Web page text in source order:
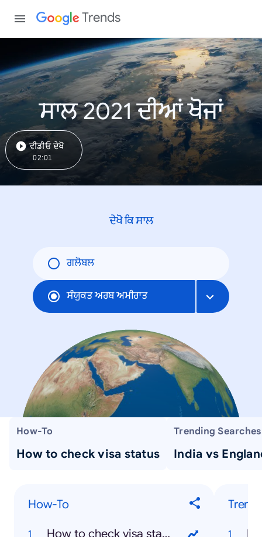
Trends
ਸਾਲ 2021 ਦੀਆਂ ਖੋਜਾਂ
ਵੀਡੀਓ ਦੇਖੋ
02:01
ਦੇਖੋ ਕਿ ਸਾਲ
ਗਲੋਬਲ
ਸੰਯੁਕਤ ਅਰਬ ਅਮੀਰਾਤ
How-To
How to check visa status
Trending Searches
India vs
How-To
How to check visa status